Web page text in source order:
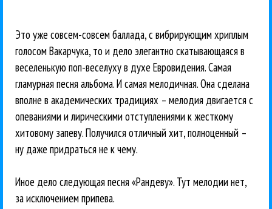
Это уже совсем-совсем баллада, с вибрирующим хриплым
голосом Вакарчука, то и дело элегантно скатывающаяся в
веселенькую поп-веселуху в духе Евровидения. Самая
гламурная песня альбома. И самая мелодичная. Она сделана
вполне в академических традициях – мелодия двигается с
опеваниями и лирическими отступлениями к жесткому
хитовому запеву. Получился отличный хит, полноценный –
ну даже придраться не к чему.
Иное дело следующая песня «Рандеву». Тут мелодии нет,
за исключением припева.